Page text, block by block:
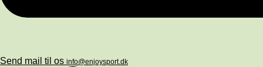
Send mail til os info@enjoysport.dk